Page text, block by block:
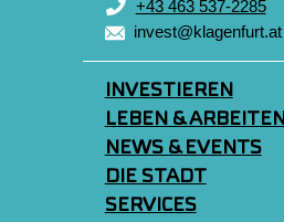
+43 463 537-2285
invest@klagenfurt.at
INVESTIEREN
LEBEN & ARBEITEN
NEWS & EVENTS
DIE STADT
SERVICES